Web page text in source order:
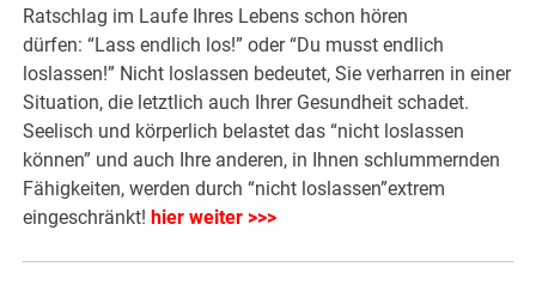
Ratschlag im Laufe Ihres Lebens schon hören
dürfen: “Lass endlich los!” oder “Du musst endlich
loslassen!” Nicht loslassen bedeutet, Sie verharren in einer
Situation, die letztlich auch Ihrer Gesundheit schadet.
Seelisch und körperlich belastet das “nicht loslassen
können” und auch Ihre anderen, in Ihnen schlummernden
Fähigkeiten, werden durch “nicht loslassen”extrem
eingeschränkt! hier weiter >>>